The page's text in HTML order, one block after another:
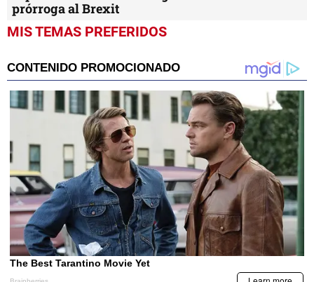
prórroga al Brexit
MIS TEMAS PREFERIDOS